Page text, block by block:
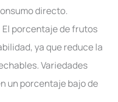
directo.
El porcentaje de frutos
ya que reduce la
Variedades
un porcentaje bajo de